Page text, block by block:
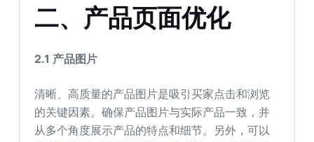
二、产品页面优化
2.1 产品图片
清晰、高质量的产品图片是吸引买家点击和浏览
的关键因素。确保产品图片与实际产品一致，并
从多个角度展示产品的特点和细节。另外，可以